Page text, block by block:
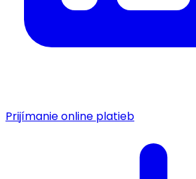
Prijímanie online platieb